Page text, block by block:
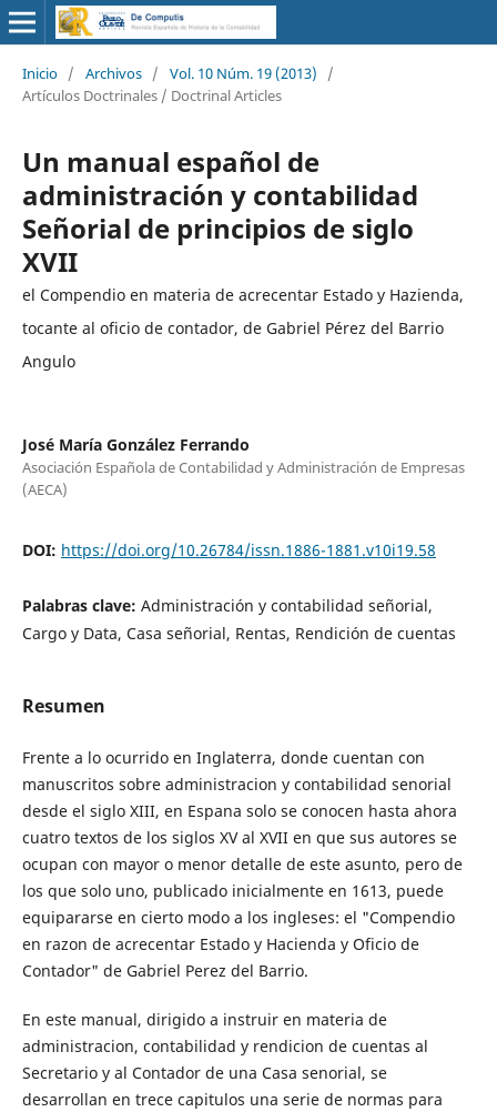
Inicio / Archivos / Vol. 10 Núm. 19 (2013)
/
Artículos Doctrinales / Doctrinal Articles
Un manual español de
administración y contabilidad
Señorial de principios de siglo
XVII
el Compendio en materia de acrecentar Estado y Hazienda,
tocante al oficio de contador, de Gabriel Pérez del Barrio
Angulo
José María González Ferrando
Asociación Española de Contabilidad y Administración de Empresas
(AECA)
DOI: https://doi.org/10.26784/issn.1886-1881.v10i19.58
Palabras clave: Administración y contabilidad señorial,
Cargo y Data, Casa señorial, Rentas, Rendición de cuentas
Resumen
Frente a lo ocurrido en Inglaterra, donde cuentan con
manuscritos sobre administracion y contabilidad senorial
desde el siglo XIII, en Espana solo se conocen hasta ahora
cuatro textos de los siglos XV al XVII en que sus autores se
ocupan con mayor o menor detalle de este asunto, pero de
los que solo uno, publicado inicialmente en 1613, puede
equipararse en cierto modo a los ingleses: el "Compendio
en razon de acrecentar Estado y Hacienda y Oficio de
Contador" de Gabriel Perez del Barrio.
En este manual, dirigido a instruir en materia de
administracion, contabilidad y rendicion de cuentas al
Secretario y al Contador de una Casa senorial, se
desarrollan en trece capitulos una serie de normas para